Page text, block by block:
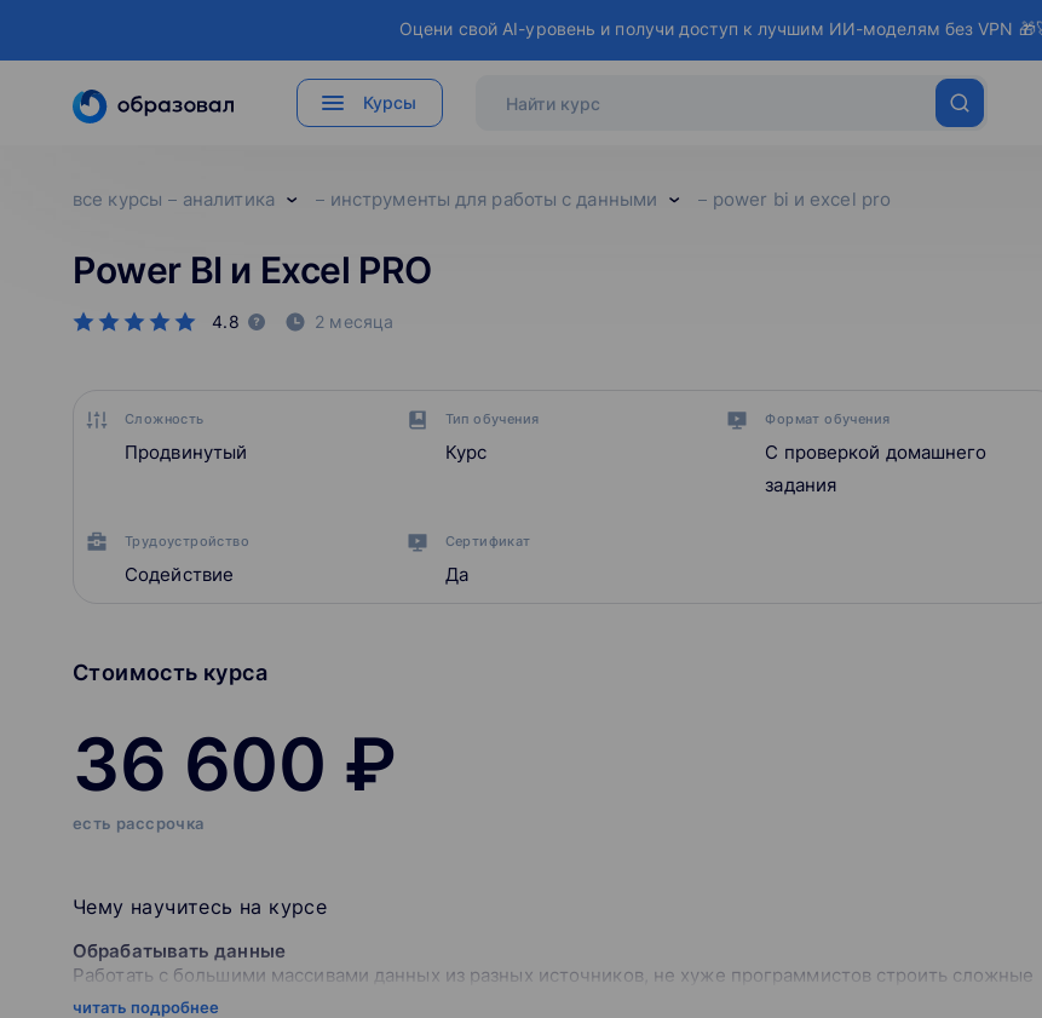
Оцени свой AI-уровень и получи доступ к лучшим ИИ-моделям без VPN
Курсы
все курсы аналитика инструменты для работы с данными power bi и excel pro
Power BI и Excel PRO
4.8 2 месяца
Сложность
Продвинутый
Тип обучения
Курс
Формат обучения
С проверкой домашнего
задания
Трудоустройство
Содействие
Сертификат
Да
Стоимость курса
36 600 ₽
есть рассрочка
Чему научитесь на курсе
Обрабатывать данные
Работать с большими массивами данных из разных источников, не хуже программистов строить сложные
запросы с множеством параметров
читать подробнее